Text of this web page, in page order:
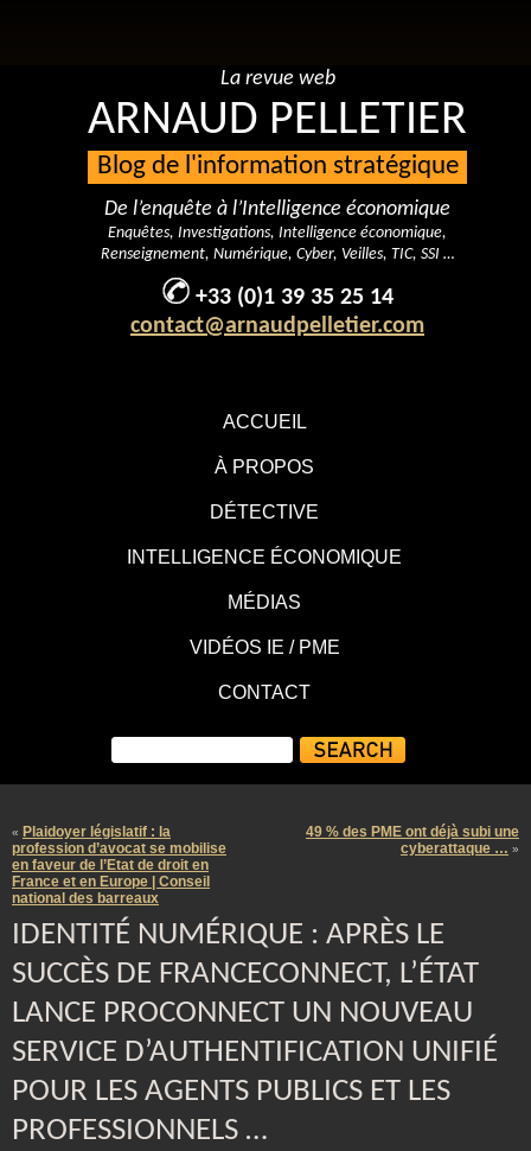
ACCUEIL
À PROPOS
DÉTECTIVE
INTELLIGENCE ÉCONOMIQUE
MÉDIAS
VIDÉOS IE / PME
CONTACT
La revue web
ARNAUD PELLETIER
Blog de l'information stratégique
De l’enquête à l’Intelligence économique
Enquêtes, Investigations, Intelligence économique,
Renseignement, Numérique, Cyber, Veilles, TIC, SSI …
+33 (0)1 39 35 25 14
contact@arnaudpelletier.com
« Plaidoyer législatif : la
profession d’avocat se mobilise
en faveur de l’Etat de droit en
France et en Europe | Conseil
national des barreaux
49 % des PME ont déjà subi une
cyberattaque … »
IDENTITÉ NUMÉRIQUE : APRÈS LE
SUCCÈS DE FRANCECONNECT, L’ÉTAT
LANCE PROCONNECT UN NOUVEAU
SERVICE D’AUTHENTIFICATION UNIFIÉ
POUR LES AGENTS PUBLICS ET LES
PROFESSIONNELS …